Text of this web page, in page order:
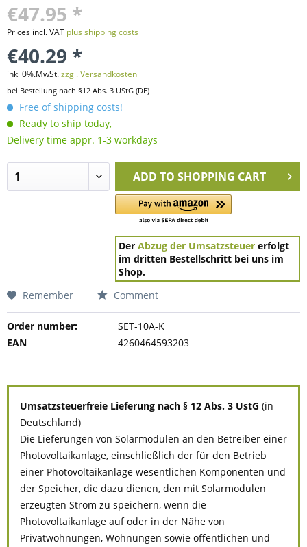
€47.95 *
Prices incl. VAT plus shipping costs
€40.29 *
inkl 0%.MwSt.zzgl. Versandkosten
bei Bestellung nach §12 Abs. 3 UStG (DE)
Free of shipping costs!
Ready to ship today,
Delivery time appr. 1-3 workdays
ADD TO SHOPPING CART
DerAbzug der Umsatzsteuer erfolgt
im dritten Bestellschritt bei uns im
Shop.
Remember
Comment
Order number:
SET-10A-K
EAN
4260464593203
Umsatzsteuerfreie Lieferung nach § 12 Abs. 3 UstG (in
Deutschland)
Die Lieferungen von Solarmodulen an den Betreiber einer
Photovoltaikanlage, einschließlich der für den Betrieb
einer Photovoltaikanlage wesentlichen Komponenten und
der Speicher, die dazu dienen, den mit Solarmodulen
erzeugten Strom zu speichern, wenn die
Photovoltaikanlage auf oder in der Nähe von
Privatwohnungen, Wohnungen sowie öffentlichen und